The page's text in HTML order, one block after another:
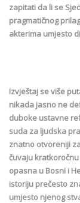
zapitati da li se
pragmatičnog
akterima umjesto
Izvještaj se više
nikada jasno ne
duboke ustavne
suda za ljudska
znatno otvoreniji
čuvaju
opasna u Bosni i
istoriju prečesto
umjesto njenog